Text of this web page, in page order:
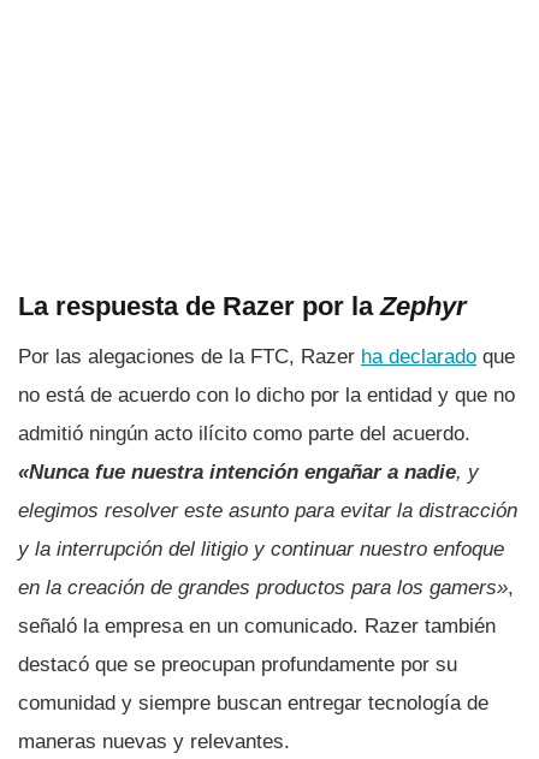
La respuesta de Razer por laZephyr
Por las alegaciones de la FTC, Razer ha declarado que
no está de acuerdo con lo dicho por la entidad y que no
admitió ningún acto ilícito como parte del acuerdo.
«Nunca fue nuestra intención engañar a nadie, y
elegimos resolver este asunto para evitar la distracción
y la interrupción del litigio y continuar nuestro enfoque
en la creación de grandes productos para los gamers»,
señaló la empresa en un comunicado. Razer también
destacó que se preocupan profundamente por su
comunidad y siempre buscan entregar tecnología de
maneras nuevas y relevantes.